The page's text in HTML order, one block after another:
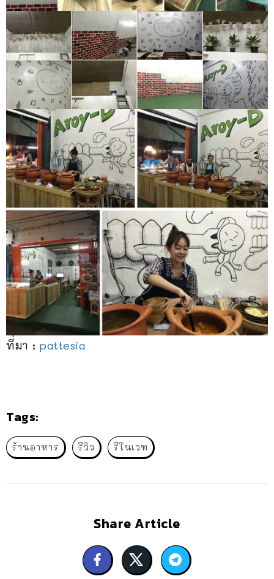
ที่มา : pattesia
Tags:
ร้านอาหาร รีวิว รีโนเวท
Share Article